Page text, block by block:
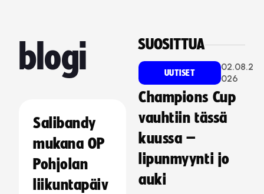
blogi
Salibandy
mukana OP
Pohjolan
liikuntapäiv
SUOSITTUA
UUTISET
02.08.2
026
Champions Cup
vauhtiin tässä
kuussa –
lipunmyynti jo
auki